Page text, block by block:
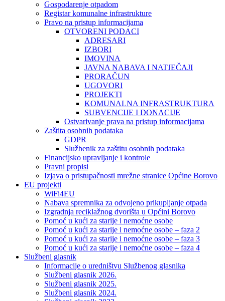
Gospodarenje otpadom
Registar komunalne infrastrukture
Pravo na pristup informacijama
OTVORENI PODACI
ADRESARI
IZBORI
IMOVINA
JAVNA NABAVA I NATJEČAJI
PRORAČUN
UGOVORI
PROJEKTI
KOMUNALNA INFRASTRUKTURA
SUBVENCIJE I DONACIJE
Ostvarivanje prava na pristup informacijama
Zaštita osobnih podataka
GDPR
Službenik za zaštitu osobnih podataka
Financijsko upravljanje i kontrole
Pravni propisi
Izjava o pristupačnosti mrežne stranice Općine Borovo
EU projekti
WiFi4EU
Nabava spremnika za odvojeno prikupljanje otpada
Izgradnja reciklažnog dvorišta u Općini Borovo
Pomoć u kući za starije i nemoćne osobe
Pomoć u kući za starije i nemoćne osobe – faza 2
Pomoć u kući za starije i nemoćne osobe – faza 3
Pomoć u kući za starije i nemoćne osobe – faza 4
Službeni glasnik
Informacije o uredništvu Službenog glasnika
Službeni glasnik 2026.
Službeni glasnik 2025.
Službeni glasnik 2024.